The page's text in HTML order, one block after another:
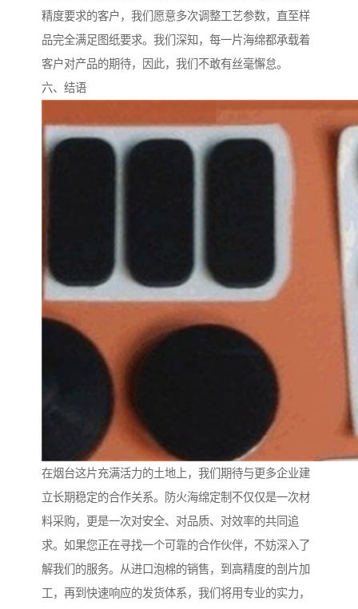
精度要求的客户，我们愿意多次调整工艺参数，直至样
品完全满足图纸要求。我们深知，每一片海绵都承载着
客户对产品的期待，因此，我们不敢有丝毫懈怠。
六、结语
在烟台这片充满活力的土地上，我们期待与更多企业建
立长期稳定的合作关系。防火海绵定制不仅仅是一次材
料采购，更是一次对安全、对品质、对效率的共同追
求。如果您正在寻找一个可靠的合作伙伴，不妨深入了
解我们的服务。从进口泡棉的销售，到高精度的剖片加
工，再到快速响应的发货体系，我们将用专业的实力，